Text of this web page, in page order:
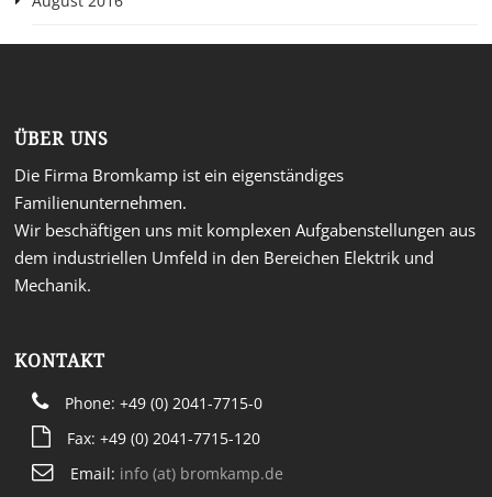
ÜBER UNS
Die Firma Bromkamp ist ein eigenständiges
Familienunternehmen.
Wir beschäftigen uns mit komplexen Aufgabenstellungen aus
dem industriellen Umfeld in den Bereichen Elektrik und
Mechanik.
KONTAKT
Phone: +49 (0) 2041-7715-0
Fax: +49 (0) 2041-7715-120
Email: info (at) bromkamp.de